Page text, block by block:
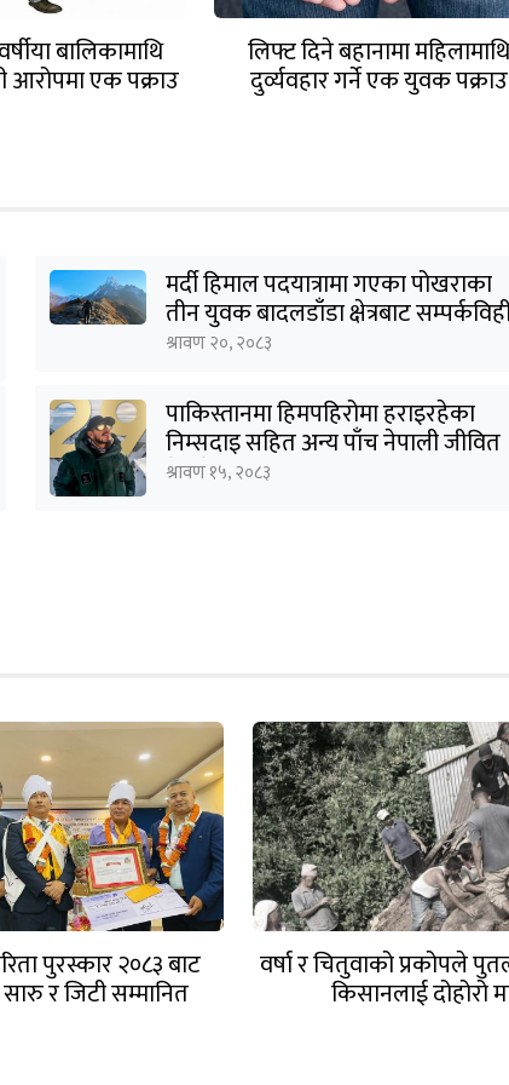
बालिकामाथि
एक पक्राउ
लिफ्ट दिने बहानामा महिलामाथि
दुर्व्यवहार गर्ने एक युवक पक्राउ
मर्दी हिमाल पदयात्रामा गएका पोखराका
तीन युवक बादलडाँडा क्षेत्रबाट
श्रावण २०, २०८३
पाकिस्तानमा हिमपहिरोमा हराइरहेका
निम्सदाइ सहित अन्य पाँच नेपाली जीवित
भेटिने आशा कमजोर, युक्तको शव
श्रावण १५, २०८३
पुरस्कार २०८३ बाट
सारु र जिटी सम्मानित
वर्षा र चितुवाको प्रकोपले
किसानलाई दोहोरो